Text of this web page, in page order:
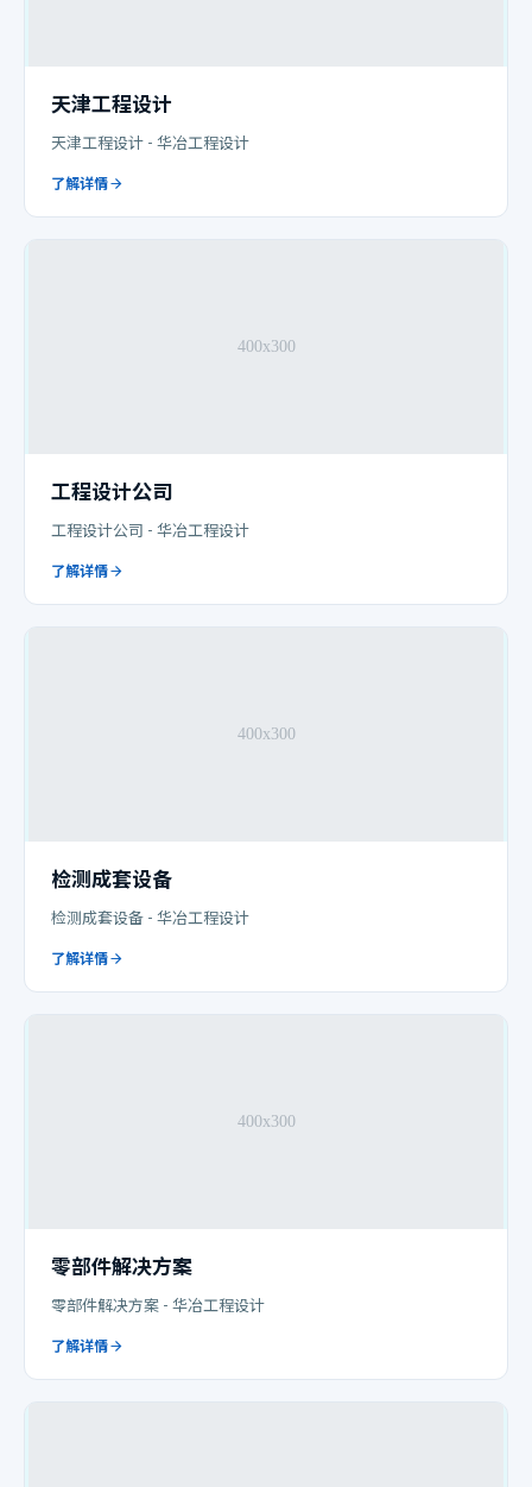
天津工程设计
天津工程设计 - 华冶工程设计
了解详情
工程设计公司
工程设计公司 - 华冶工程设计
了解详情
检测成套设备
检测成套设备 - 华冶工程设计
了解详情
零部件解决方案
零部件解决方案 - 华冶工程设计
了解详情